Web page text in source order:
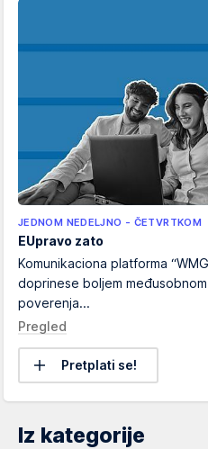
JEDNOM NEDELJNO - ČETVRTKOM
EUpravo zato
Komunikaciona platforma
doprinese boljem
poverenja...
Pregled
Pretplati se!
Iz kategorije